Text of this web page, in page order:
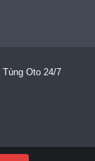
Tùng Oto 24/7